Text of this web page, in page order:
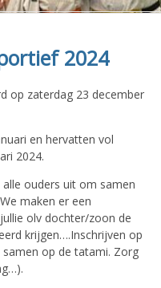
2024
op zaterdag 23 december
en hervatten vol
2024.
ouders uit om samen
maken er een
olv dochter/zoon de
krijgen….Inschrijven op
op de tatami. Zorg